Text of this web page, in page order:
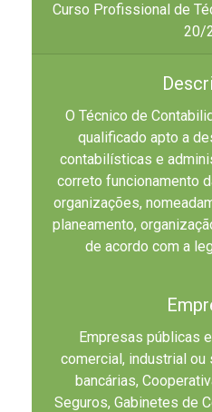
Curso Profissional de
20/
O Técnico de
qualificado apto a
contabilísticas e
correto funcionamento
organizações,
planeamento,
de acordo com a
Empresas públicas
comercial, industrial
bancárias,
Seguros, Gabinetes de